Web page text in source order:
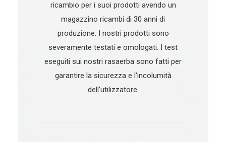
ricambio per i suoi prodotti avendo un
magazzino ricambi di 30 anni di
produzione. I nostri prodotti sono
severamente testati e omologati. I test
eseguiti sui nostri rasaerba sono fatti per
garantire la sicurezza e l'incolumità
dell'utilizzatore.